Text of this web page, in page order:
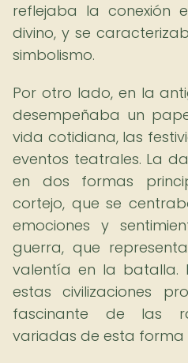
reflejaba la conexión
divino, y se
simbolismo.
Por otro lado, en la
desempeñaba un
vida cotidiana, las
eventos teatrales. La
en dos formas
cortejo, que se
emociones y
guerra, que
valentía en la batalla.
estas civilizaciones
fascinante de las
variadas de esta forma